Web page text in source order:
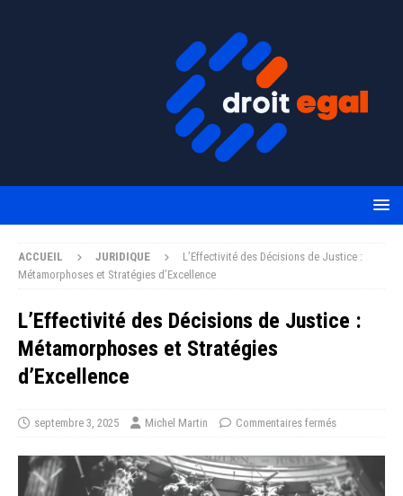
ACCUEIL JURIDIQUE
L’Effectivité des Décisions de Justice :
Métamorphoses et Stratégies d’Excellence
L’Effectivité des Décisions de Justice :
Métamorphoses et Stratégies
d’Excellence
septembre 3, 2025 Michel Martin Commentaires fermés